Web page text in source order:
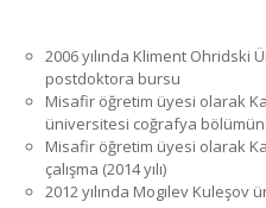
2006 yılında Kliment Ohridski
postdoktora bursu
Misafir öğretim üyesi olarak
üniversitesi coğrafya
Misafir öğretim üyesi olarak
çalışma (2014 yılı)
2012 yılında Mogılev